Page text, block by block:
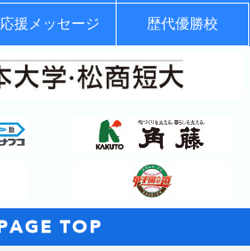
応援メッセージ 歴代優勝校